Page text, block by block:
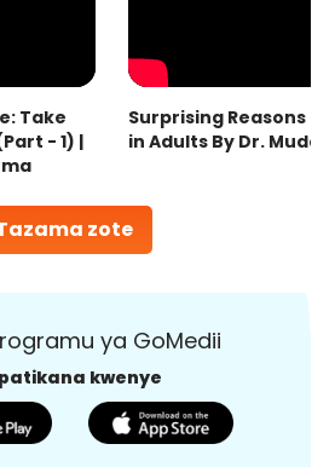
zote
Take
- 1) |
Surprising Reasons
in Adults By Dr.
ya GoMedii
kwenye